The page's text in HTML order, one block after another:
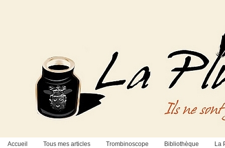
Accueil Tous mes articles Trombinoscope Bibliothèque La